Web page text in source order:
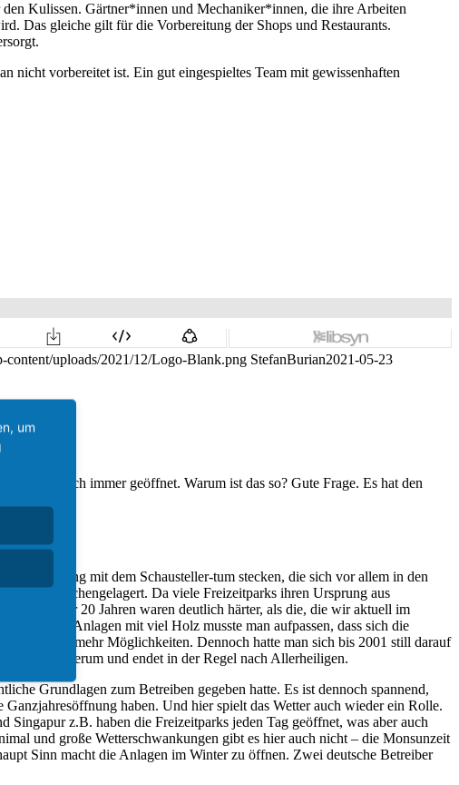
Kulissen. Gärtner*innen und Mechaniker*innen, die ihre Arbeiten
Das gleiche gilt für die Vorbereitung der Shops und Restaurants.
nicht vorbereitet ist. Ein gut eingespieltes Team mit gewissenhaften
content/uploads/2021/12/Logo-Blank.png StefanBurian2021-05-23
doch auch immer geöffnet. Warum ist das so? Gute Frage. Es hat den
Verbindung mit dem Schausteller-tum stecken, die sich vor allem in den
zwischengelagert. Da viele Freizeitparks ihren Ursprung aus
Winter vor 20 Jahren waren deutlich härter, als die, die wir aktuell im
bei Anlagen mit viel Holz musste man aufpassen, dass sich die
später mehr Möglichkeiten. Dennoch hatte man sich bis 2001 still darauf
Ostern herum und endet in der Regel nach Allerheiligen.
Grundlagen zum Betreiben gegeben hatte. Es ist dennoch spannend,
haben. Und hier spielt das Wetter auch wieder ein Rolle.
z.B. haben die Freizeitparks jeden Tag geöffnet, was aber auch
und große Wetterschwankungen gibt es hier auch nicht – die Monsunzeit
Sinn macht die Anlagen im Winter zu öffnen. Zwei deutsche Betreiber
um